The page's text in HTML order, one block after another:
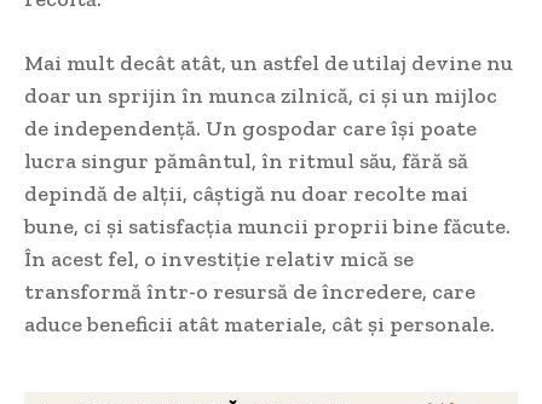
Mai mult decât atât, un astfel de utilaj devine nu
doar un sprijin în munca zilnică, ci și un mijloc
de independență. Un gospodar care își poate
lucra singur pământul, în ritmul său, fără să
depindă de alții, câștigă nu doar recolte mai
bune, ci și satisfacția muncii proprii bine făcute.
În acest fel, o investiție relativ mică se
transformă într-o resursă de încredere, care
aduce beneficii atât materiale, cât și personale.